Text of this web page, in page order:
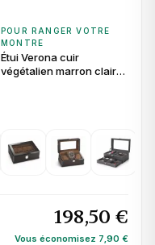
POUR RANGER VOTRE
MONTRE
Étui Verona cuir
végétalien marron clair
198,50 €
Vous économisez 7,90 €